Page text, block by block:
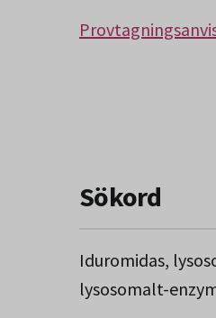
Sökord
Iduromidas,
lysosomalt-